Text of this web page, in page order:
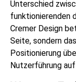
Unterschied
funktionierenden
Cremer Design
Seite, sondern
Positionierung
Nutzerführung